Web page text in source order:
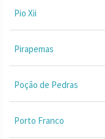
Pio Xii
Pirapemas
Poção de Pedras
Porto Franco